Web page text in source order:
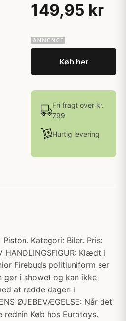
149,95 kr
Køb her
Fri fragt over kr.
799
Hurtig levering
Kategori: Biler. Pris:
HANDLINGSFIGUR: Klædt i
Firebuds politiuniform ser
gør i showet og kan ikke
at redde dagen i
ØJEBEVÆGELSE: Når det
Køb hos Eurotoys.